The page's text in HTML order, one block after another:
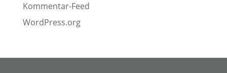
Kommentar-Feed
WordPress.org